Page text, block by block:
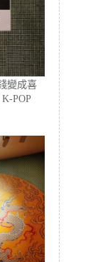
變成喜
POP